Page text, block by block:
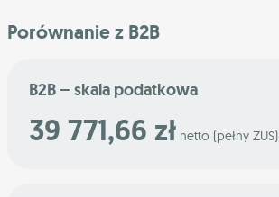
Porównanie z B2B
B2B – skala podatkowa
39 771,66 zł netto (pełny ZUS)